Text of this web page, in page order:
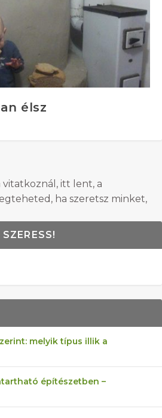
élsz
itt lent, a
ha szeretsz minket,
melyik típus illik a
építészetben –